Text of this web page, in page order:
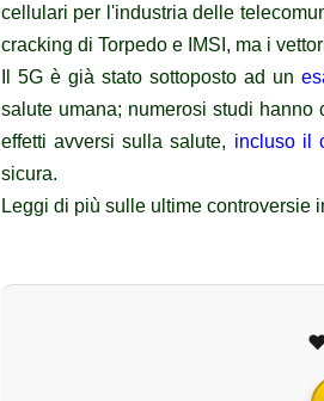
cellulari per l'industria delle
cracking di Torpedo e IMSI, ma i
Il 5G è già stato sottoposto ad un
salute umana; numerosi studi
effetti avversi sulla salute, incluso il
sicura.
Leggi di più sulle ultime controversie